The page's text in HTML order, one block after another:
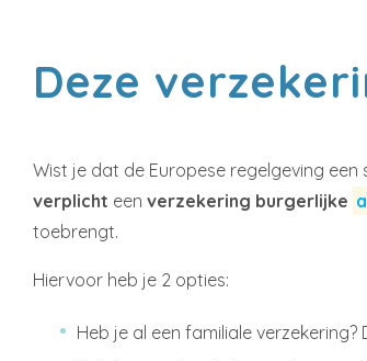
Deze
Wist je dat de Europese regelgeving
verplicht een verzekering burgerlijke
toebrengt.
Hiervoor heb je 2 opties:
Heb je al een familiale